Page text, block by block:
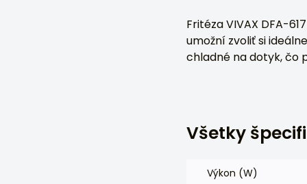
Fritéza VIVAX DFA-
umožní zvoliť si
chladné na dotyk, čo
Všetky
Výkon (W)